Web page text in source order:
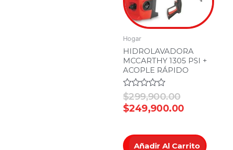
Hogar
HIDROLAVADORA
MCCARTHY 1305 PSI +
ACOPLE RÁPIDO
Valorado
en
0
$299,900.00
$249,900.00
Añadir Al Carrito